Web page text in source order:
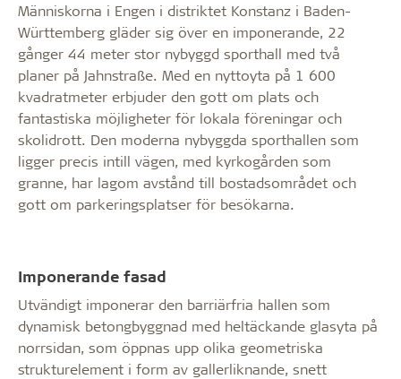
Människorna i Engen i distriktet Konstanz i Baden-
Württemberg gläder sig över en imponerande, 22
gånger 44 meter stor nybyggd sporthall med två
planer på Jahnstraße. Med en nyttoyta på 1 600
kvadratmeter erbjuder den gott om plats och
fantastiska möjligheter för lokala föreningar och
skolidrott. Den moderna nybyggda sporthallen som
ligger precis intill vägen, med kyrkogården som
granne, har lagom avstånd till bostadsområdet och
gott om parkeringsplatser för besökarna.
Imponerande fasad
Utvändigt imponerar den barriärfria hallen som
dynamisk betongbyggnad med heltäckande glasyta på
norrsidan, som öppnas upp olika geometriska
strukturelement i form av gallerliknande, snett